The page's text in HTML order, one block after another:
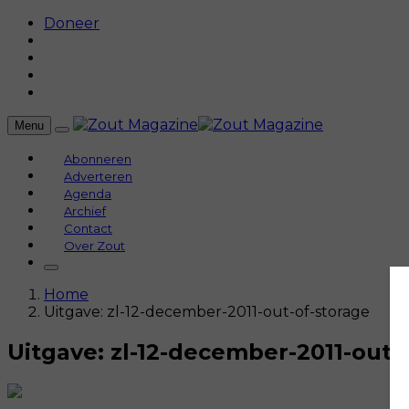
Doneer
Menu
Abonneren
Adverteren
Agenda
Archief
Contact
Over Zout
Home
Uitgave: zl-12-december-2011-out-of-storage
Uitgave: zl-12-december-2011-out-